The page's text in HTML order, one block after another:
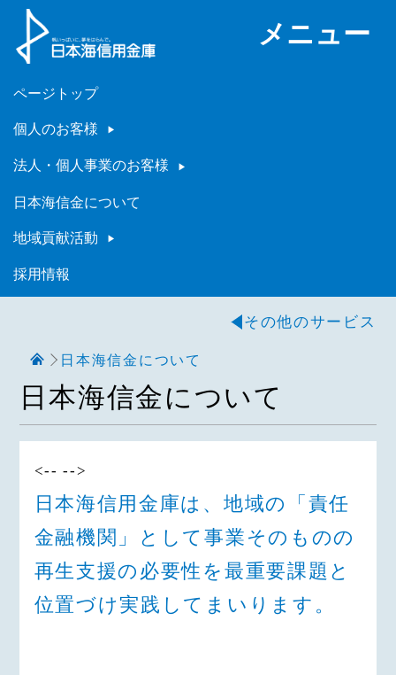
メニュー
ページトップ
個人のお客様
法人・個人事業のお客様
日本海信金について
地域貢献活動
採用情報
その他のサービス
日本海信金について
日本海信金について
<-- -->
日本海信用金庫は、地域の「責任
金融機関」として事業そのものの
再生支援の必要性を最重要課題と
位置づけ実践してまいります。